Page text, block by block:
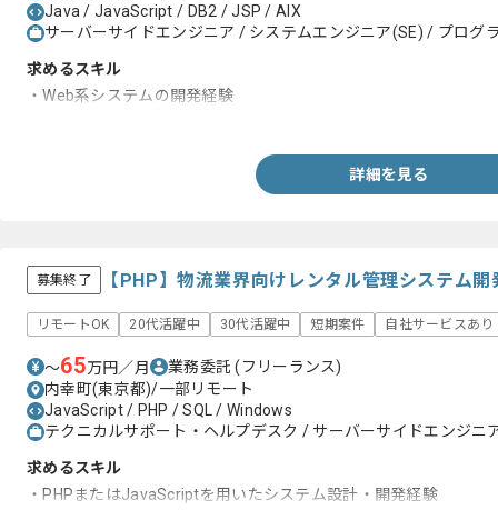
Java / JavaScript / DB2 / JSP / AIX
サーバーサイドエンジニア / システムエンジニア(SE) / プログ
求めるスキル
・Web系システムの開発経験
詳細を見る
募集終了 【PHP】物流業界向けレンタル管理システム
リモートOK 20代活躍中 30代活躍中 短期案件 自社サービスあり
〜65万円／月 業務委託(フリーランス)
内幸町(東京都)/一部リモート
JavaScript / PHP / SQL / Windows
テクニカルサポート・ヘルプデスク / サーバーサイドエンジニ
求めるスキル
・PHPまたはJavaScriptを用いたシステム設計・開発経験